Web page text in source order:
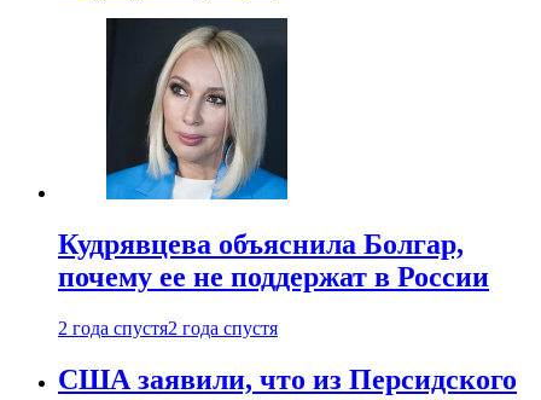
Кудрявцева объяснила Болгар,
почему ее не поддержат в России
2 года спустя2 года спустя
США заявили, что из Персидского